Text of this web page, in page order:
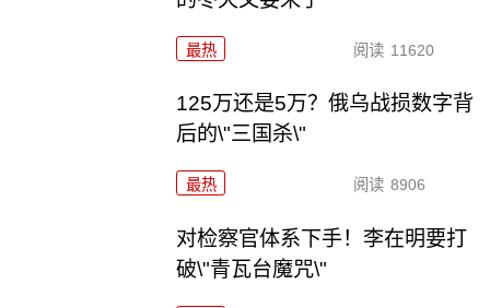
最热 阅读 11620
125万还是5万？俄乌战损数字背
后的\"三国杀\"
最热 阅读 8906
对检察官体系下手！李在明要打
破\"青瓦台魔咒\"